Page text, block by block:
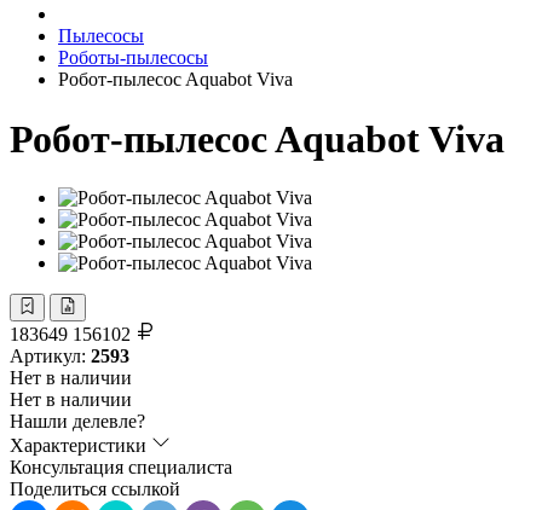
Пылесосы
Роботы-пылесосы
Робот-пылесоc Aquabot Viva
Робот-пылесоc Aquabot Viva
183649 156102
Артикул: 2593
Нет в наличии
Нет в наличии
Нашли делевле?
Характеристики
Консультация специалиста
Поделиться ссылкой